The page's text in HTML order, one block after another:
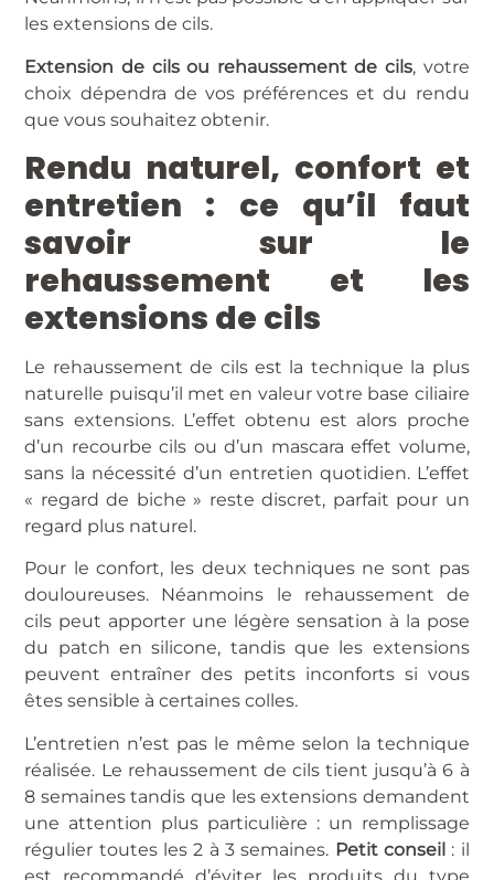
les extensions de cils.
Extension de cils ou rehaussement de cils, votre
choix dépendra de vos préférences et du rendu
que vous souhaitez obtenir.
Rendu naturel, confort et
entretien : ce qu’il faut
savoir sur le
rehaussement et les
extensions de cils
Le rehaussement de cils est la technique la plus
naturelle puisqu’il met en valeur votre base ciliaire
sans extensions. L’effet obtenu est alors proche
d’un recourbe cils ou d’un mascara effet volume,
sans la nécessité d’un entretien quotidien. L’effet
« regard de biche » reste discret, parfait pour un
regard plus naturel.
Pour le confort, les deux techniques ne sont pas
douloureuses. Néanmoins le rehaussement de
cils peut apporter une légère sensation à la pose
du patch en silicone, tandis que les extensions
peuvent entraîner des petits inconforts si vous
êtes sensible à certaines colles.
L’entretien n’est pas le même selon la technique
réalisée. Le rehaussement de cils tient jusqu’à 6 à
8 semaines tandis que les extensions demandent
une attention plus particulière : un remplissage
régulier toutes les 2 à 3 semaines. Petit conseil: il
est recommandé d’éviter les produits du type